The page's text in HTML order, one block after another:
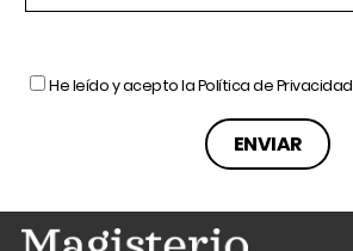
He leído y acepto laPolítica de Privacidad